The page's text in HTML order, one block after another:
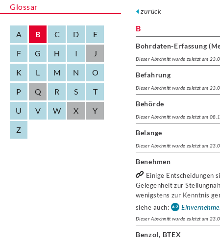
Glossar
A B C D E
F G H I J
K L M N O
P Q R S T
U V W X Y
Z
zurück
B
Bohrdaten-Erfassung
Dieser Abschnitt wurde zuletzt am
Befahrung
Dieser Abschnitt wurde zuletzt am
Behörde
Dieser Abschnitt wurde zuletzt am
Belange
Dieser Abschnitt wurde zuletzt am
Benehmen
Einige Entscheidungen
Gelegenheit zur
wenigstens zur Kenntnis
siehe auch:
Dieser Abschnitt wurde zuletzt am
Benzol, BTEX